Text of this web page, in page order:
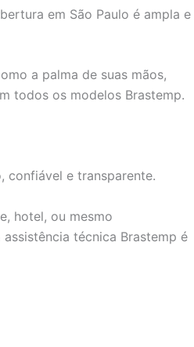
em São Paulo é ampla e
a palma de suas mãos,
todos os modelos Brastemp.
confiável e transparente.
hotel, ou mesmo
técnica Brastemp é